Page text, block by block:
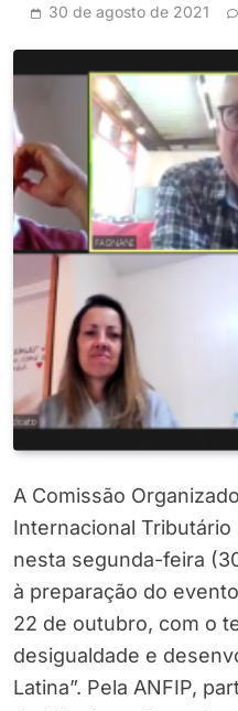
30 de agosto de 2021
A Comissão
Internacional
nesta segunda-feira
à preparação do
22 de outubro, com o
desigualdade e
Latina”. Pela ANFIP,